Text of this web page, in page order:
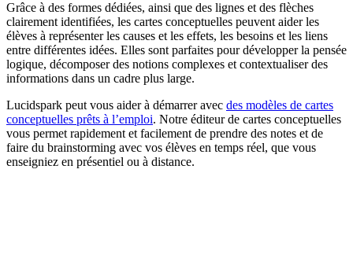
Grâce à des formes dédiées, ainsi que des lignes et des flèches
clairement identifiées, les cartes conceptuelles peuvent aider les
élèves à représenter les causes et les effets, les besoins et les liens
entre différentes idées. Elles sont parfaites pour développer la pensée
logique, décomposer des notions complexes et contextualiser des
informations dans un cadre plus large.
Lucidspark peut vous aider à démarrer avec des modèles de cartes
conceptuelles prêts à l’emploi. Notre éditeur de cartes conceptuelles
vous permet rapidement et facilement de prendre des notes et de
faire du brainstorming avec vos élèves en temps réel, que vous
enseigniez en présentiel ou à distance.